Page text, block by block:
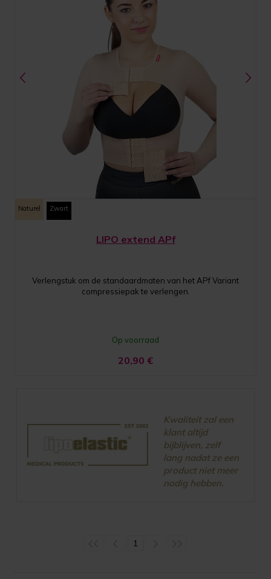
Naturel Zwart
LIPO extend APf
Verlengstuk om de standaardmaten van het APf Variant
compressiepak te verlengen.
Op voorraad
20,90 €
Kwaliteit zal een
klant altijd
bijblijven, zelf
lang nadat ze een
product niet meer
nodig hebben.
1